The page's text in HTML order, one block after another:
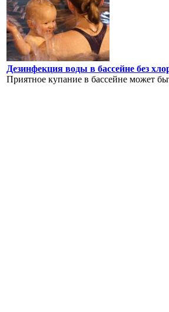
Дезинфекция воды в бассейне без
Приятное купание в бассейне может